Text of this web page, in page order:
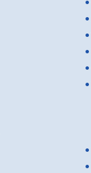
•
•
•
•
•
•
•